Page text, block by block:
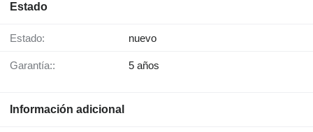
Estado
Estado: nuevo
Garantía:: 5 años
Información adicional